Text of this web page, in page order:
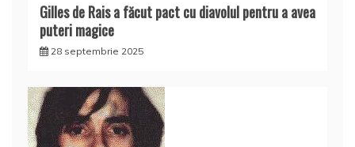
Gilles de Rais a făcut pact cu diavolul pentru a avea
puteri magice
28 septembrie 2025